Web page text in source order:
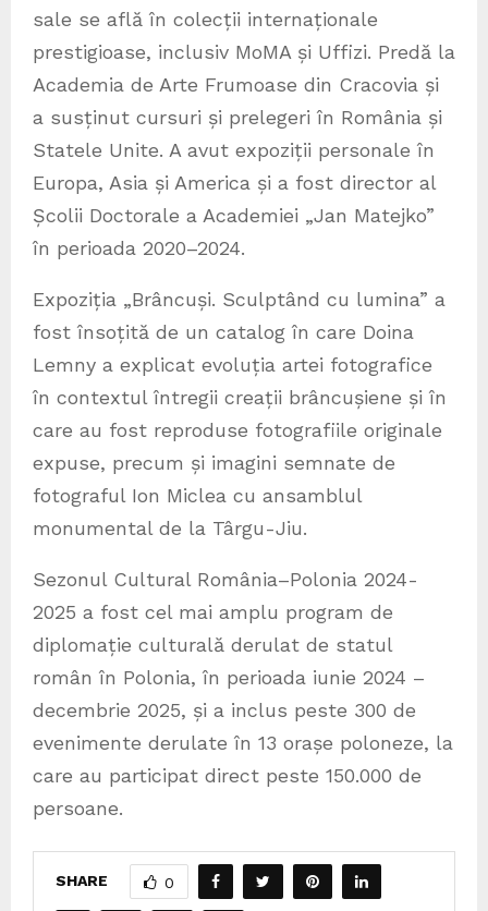
sale se află în colecții internaționale
prestigioase, inclusiv MoMA și Uffizi. Predă la
Academia de Arte Frumoase din Cracovia și
a susținut cursuri și prelegeri în România și
Statele Unite. A avut expoziții personale în
Europa, Asia și America și a fost director al
Școlii Doctorale a Academiei „Jan Matejko”
în perioada 2020–2024.
Expoziția „Brâncuși. Sculptând cu lumina” a
fost însoțită de un catalog în care Doina
Lemny a explicat evoluția artei fotografice
în contextul întregii creații brâncușiene și în
care au fost reproduse fotografiile originale
expuse, precum și imagini semnate de
fotograful Ion Miclea cu ansamblul
monumental de la Târgu-Jiu.
Sezonul Cultural România–Polonia 2024-
2025 a fost cel mai amplu program de
diplomație culturală derulat de statul
român în Polonia, în perioada iunie 2024 –
decembrie 2025, și a inclus peste 300 de
evenimente derulate în 13 orașe poloneze, la
care au participat direct peste 150.000 de
persoane.
SHARE 0